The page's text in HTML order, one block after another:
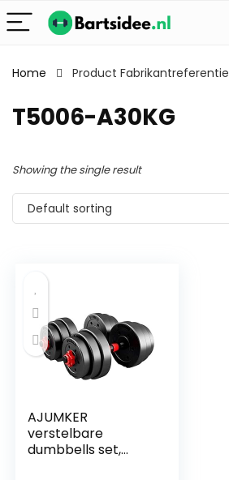
Home Product Fabrikantreferentie
T5006-A30KG
Showing the single result
Default sorting
AJUMKER
verstelbare
dumbbells set,